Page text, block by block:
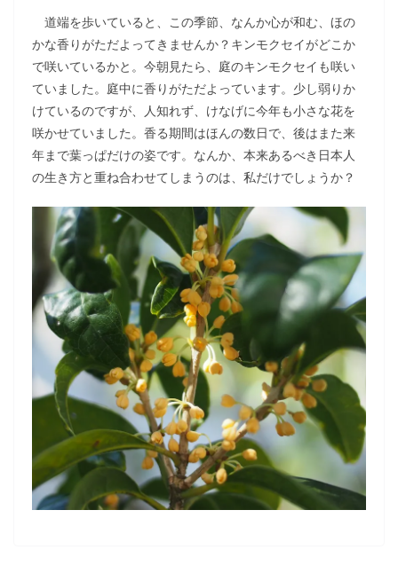
道端を歩いていると、この季節、なんか心が和む、ほの
かな香りがただよってきませんか？キンモクセイがどこか
で咲いているかと。今朝見たら、庭のキンモクセイも咲い
ていました。庭中に香りがただよっています。少し弱りか
けているのですが、人知れず、けなげに今年も小さな花を
咲かせていました。香る期間はほんの数日で、後はまた来
年まで葉っぱだけの姿です。なんか、本来あるべき日本人
の生き方と重ね合わせてしまうのは、私だけでしょうか？